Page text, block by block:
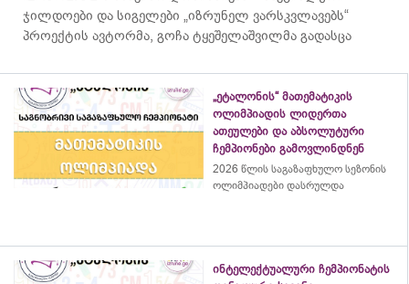
ჯილდოები და სიგელები „იზრუნელ ვარსკვლავებს“
პროექტის ავტორმა, გოჩა ტყეშელაშვილმა გადასცა
„ეტალონის“ მათემატიკის
ოლიმპიადის ლიდერთა
ათეულები და აბსოლუტური
ჩემპიონები გამოვლინდნენ
2026 წლის საგაზაფხულო სეზონის
ოლიმპიადები დასრულდა
ინტელექტუალური ჩემპიონატის